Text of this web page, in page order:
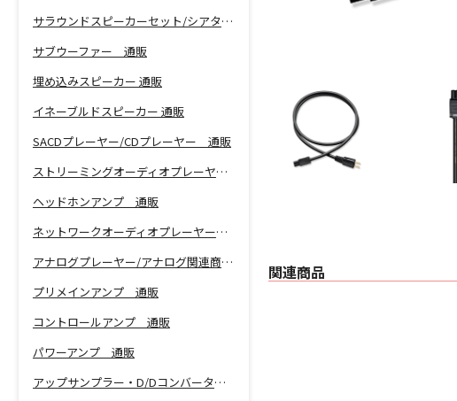
サラウンドスピーカーセット/シアターバー 通販
サブウーファー 通販
埋め込みスピーカー 通販
イネーブルドスピーカー 通販
SACDプレーヤー/CDプレーヤー 通販
ストリーミングオーディオプレーヤー 通販
ヘッドホンアンプ 通販
ネットワークオーディオプレーヤー 通販
アナログプレーヤー/アナログ関連商品 通販
プリメインアンプ 通販
コントロールアンプ 通販
パワーアンプ 通販
アップサンプラー・D/Dコンバーター 通販
関連商品